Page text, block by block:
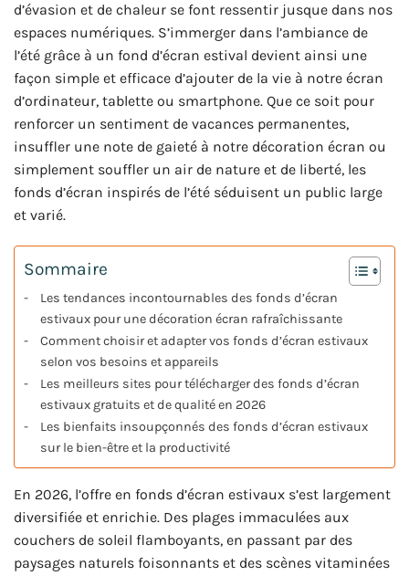
d’évasion et de chaleur se font ressentir jusque dans nos
espaces numériques. S’immerger dans l’ambiance de
l’été grâce à un fond d’écran estival devient ainsi une
façon simple et efficace d’ajouter de la vie à notre écran
d’ordinateur, tablette ou smartphone. Que ce soit pour
renforcer un sentiment de vacances permanentes,
insuffler une note de gaieté à notre décoration écran ou
simplement souffler un air de nature et de liberté, les
fonds d’écran inspirés de l’été séduisent un public large
et varié.
Sommaire
Les tendances incontournables des fonds d’écran
estivaux pour une décoration écran rafraîchissante
Comment choisir et adapter vos fonds d’écran estivaux
selon vos besoins et appareils
Les meilleurs sites pour télécharger des fonds d’écran
estivaux gratuits et de qualité en 2026
Les bienfaits insoupçonnés des fonds d’écran estivaux
sur le bien-être et la productivité
En 2026, l’offre en fonds d’écran estivaux s’est largement
diversifiée et enrichie. Des plages immaculées aux
couchers de soleil flamboyants, en passant par des
paysages naturels foisonnants et des scènes vitaminées